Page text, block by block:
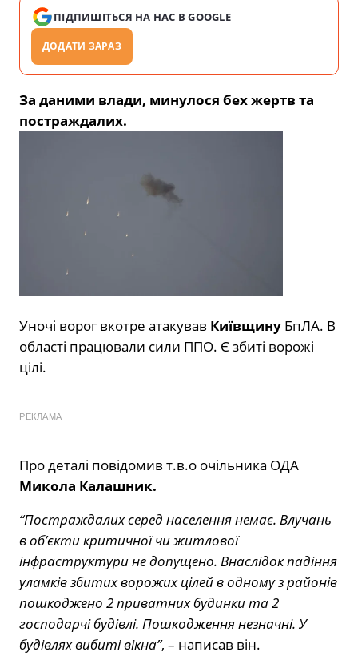
ПІДПИШІТЬСЯ НА НАС В GOOGLE
ДОДАТИ ЗАРАЗ
За даними влади, минулося бех жертв та
постраждалих.
Уночі ворог вкотре атакував Київщину БпЛА. В
області працювали сили ППО. Є збиті ворожі
цілі.
РЕКЛАМА
Про деталі повідомив т.в.о очільника ОДА
Микола Калашник.
“Постраждалих серед населення немає. Влучань
в об’єкти критичної чи житлової
інфраструктури не допущено. Внаслідок падіння
уламків збитих ворожих цілей в одному з районів
пошкоджено 2 приватних будинки та 2
господарчі будівлі. Пошкодження незначні. У
будівлях вибиті вікна”, – написав він.